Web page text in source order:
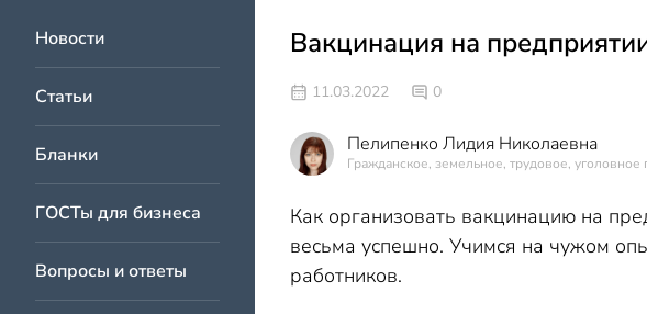
Новости
Статьи
Бланки
ГОСТы для бизнеса
Вопросы и ответы
Вакцинация на
11.03.2022 0
Пелипенко Лидия Николаевна
Гражданское, земельное, трудовое, уголовное
Как организовать вакцинацию на
весьма успешно. Учимся на чужом
работников.